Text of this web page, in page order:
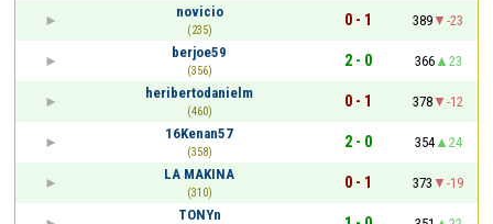
novicio
(235)
0 - 1 389
-23
berjoe59
(356)
2 - 0 366
23
heribertodanielm
(460)
0 - 1 378
-12
16Kenan57
(358)
2 - 0 354
24
LA MAKINA
(310)
0 - 1 373
-19
TONYn